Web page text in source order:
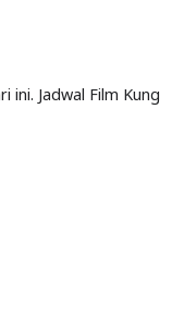
ini. Jadwal Film Kung